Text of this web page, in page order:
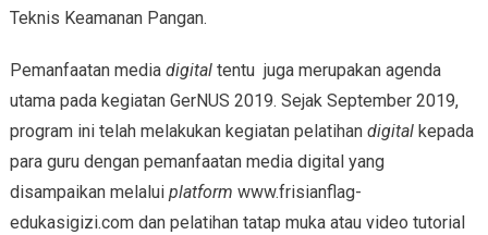
Teknis Keamanan Pangan.
Pemanfaatan media digitaltentu juga merupakan agenda
utama pada kegiatan GerNUS 2019. Sejak September 2019,
program ini telah melakukan kegiatan pelatihan digitalkepada
para guru dengan pemanfaatan media digital yang
disampaikan melalui platform www.frisianflag-
edukasigizi.com dan pelatihan tatap muka atau video tutorial